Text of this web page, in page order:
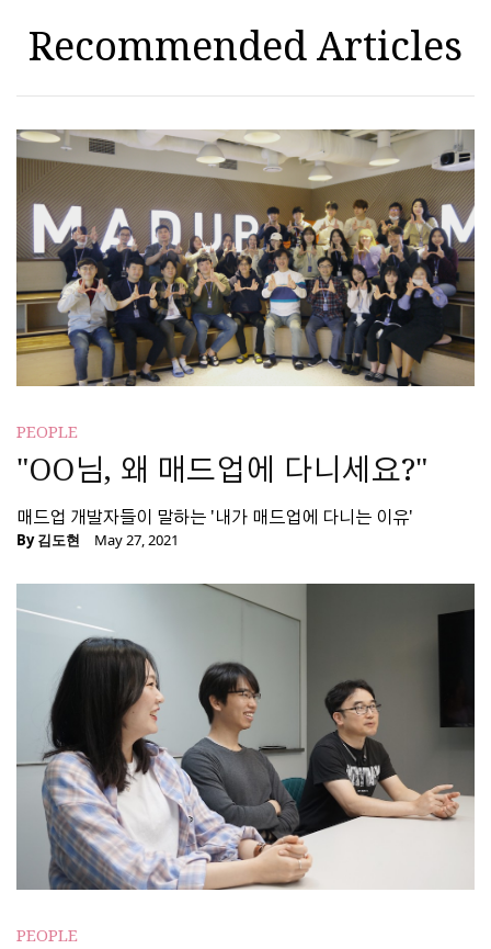
Recommended Articles
PEOPLE
"OO님, 왜 매드업에 다니세요?"
매드업 개발자들이 말하는 '내가 매드업에 다니는 이유'
By김도현 May 27, 2021
PEOPLE